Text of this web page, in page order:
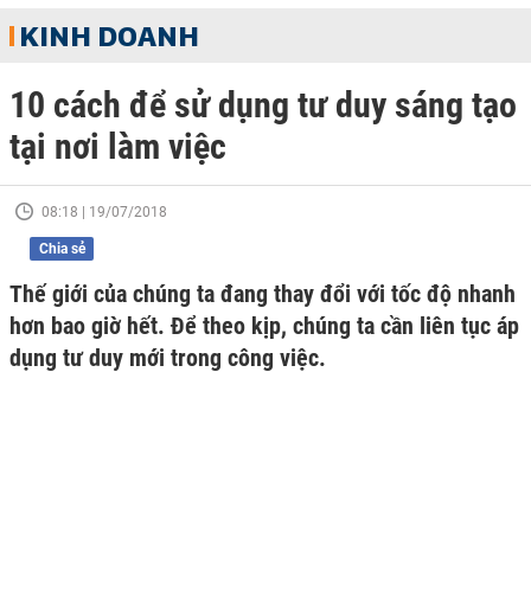
KINH DOANH
10 cách để sử dụng tư duy sáng tạo
tại nơi làm việc
08:18 | 19/07/2018
Chia sẻ
Thế giới của chúng ta đang thay đổi với tốc độ nhanh
hơn bao giờ hết. Để theo kịp, chúng ta cần liên tục áp
dụng tư duy mới trong công việc.